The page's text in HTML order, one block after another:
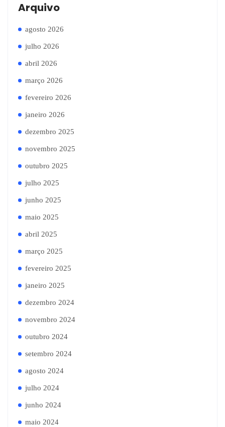
Arquivo
agosto 2026
julho 2026
abril 2026
março 2026
fevereiro 2026
janeiro 2026
dezembro 2025
novembro 2025
outubro 2025
julho 2025
junho 2025
maio 2025
abril 2025
março 2025
fevereiro 2025
janeiro 2025
dezembro 2024
novembro 2024
outubro 2024
setembro 2024
agosto 2024
julho 2024
junho 2024
maio 2024